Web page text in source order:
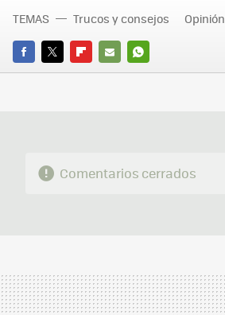
FACEBOOK
TWITTERFLIPBOARD
E-
WHATSAPP
TEMAS Trucos y consejos Opinión
Comentarios cerrados